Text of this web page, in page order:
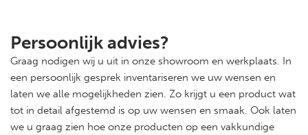
Persoonlijk advies?
Graag nodigen wij u uit in onze showroom en werkplaats. In
een persoonlijk gesprek inventariseren we uw wensen en
laten we alle mogelijkheden zien. Zo krijgt u een product wat
tot in detail afgestemd is op uw wensen en smaak. Ook laten
we u graag zien hoe onze producten op een vakkundige